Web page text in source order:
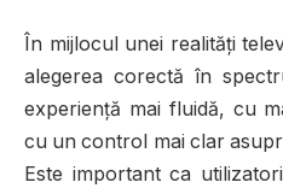
În mijlocul unei realități
alegerea corectă în
experiență mai fluidă, cu
cu un control mai clar
Este important ca